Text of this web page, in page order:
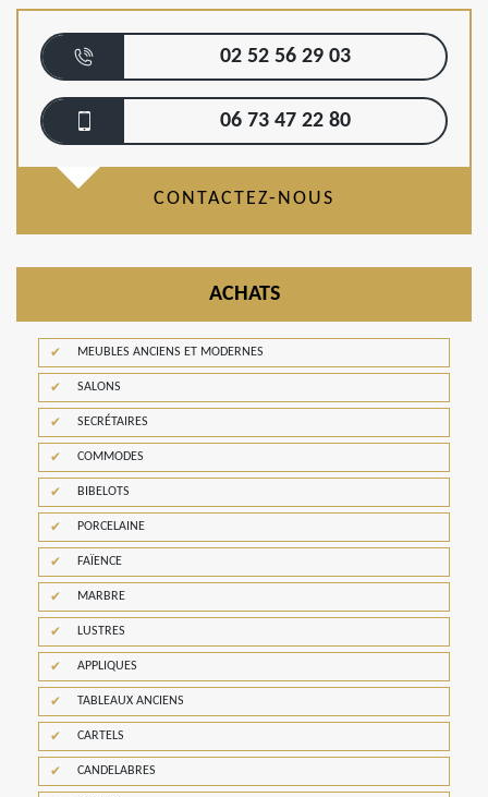
02 52 56 29 03
06 73 47 22 80
CONTACTEZ-NOUS
ACHATS
MEUBLES ANCIENS ET MODERNES
SALONS
SECRÉTAIRES
COMMODES
BIBELOTS
PORCELAINE
FAÏENCE
MARBRE
LUSTRES
APPLIQUES
TABLEAUX ANCIENS
CARTELS
CANDELABRES